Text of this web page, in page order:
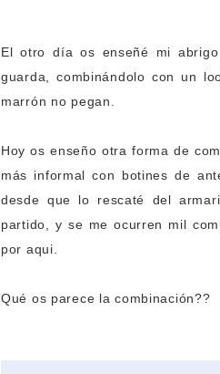
El otro día os enseñé mi
guarda, combinándolo con un
marrón no pegan.
Hoy os enseño otra forma de
más informal con botines de
desde que lo rescaté del
partido, y se me ocurren mil
por aqui.
Qué os parece la combinación??